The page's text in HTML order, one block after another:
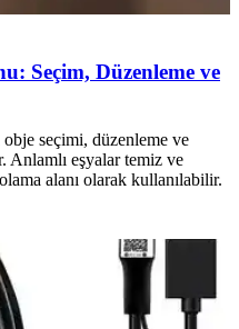
Seçim, Düzenleme ve
seçimi, düzenleme ve
Anlamlı eşyalar temiz ve
alanı olarak kullanılabilir.